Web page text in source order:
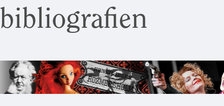
bibliografien